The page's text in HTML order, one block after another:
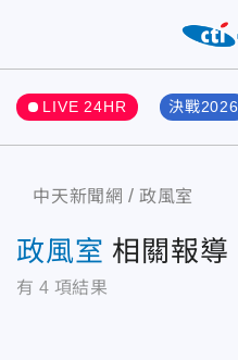
LIVE 24HR 決戰2026
中天新聞網 政風室
政風室 相關報導
有 4 項結果